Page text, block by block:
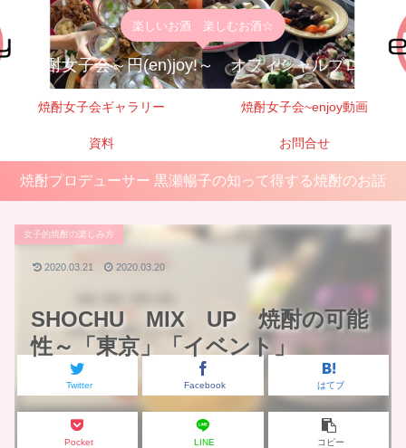
楽しいお酒 楽しむお酒☆
焼酎女子会～円(en)joy!～ オフィシャルブログ
焼酎女子会ギャラリー 焼酎女子会~enjoy動画
資料 お問合せ
焼酎プロデューサー 黒瀬暢子の知って得する焼酎のお話
SHOCHU MIX UP 焼酎の可能
性～「東京」「イベント」
女子的焼酎の楽しみ方
Twitter Facebook はてブ
Pocket LINE コピー
2020.03.21 2020.03.20